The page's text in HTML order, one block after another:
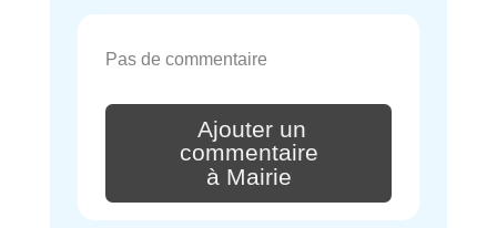
Pas de commentaire
Ajouter un
commentaire
à Mairie